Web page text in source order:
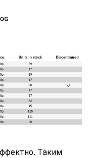
Таким